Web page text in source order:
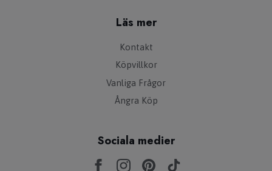
Läs mer
Kontakt
Köpvillkor
Vanliga Frågor
Ångra Köp
Sociala medier